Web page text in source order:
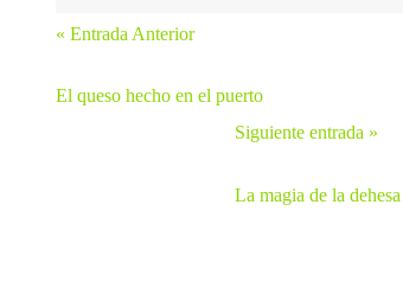
« Entrada Anterior
El queso hecho en el puerto
Siguiente entrada »
La magia de la